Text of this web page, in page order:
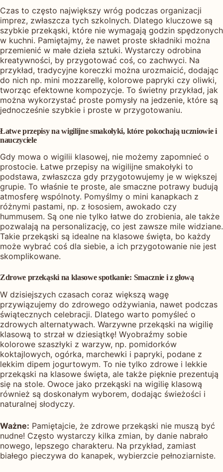
Czas to często największy wróg podczas organizacji
imprez, zwłaszcza tych szkolnych. Dlatego kluczowe są
szybkie przekąski, które nie wymagają godzin spędzonych
w kuchni. Pamiętajmy, że nawet proste składniki można
przemienić w małe dzieła sztuki. Wystarczy odrobina
kreatywności, by przygotować coś, co zachwyci. Na
przykład, tradycyjne koreczki można urozmaicić, dodając
do nich np. mini mozzarellę, kolorowe papryki czy oliwki,
tworząc efektowne kompozycje. To świetny przykład, jak
można wykorzystać proste pomysły na jedzenie, które są
jednocześnie szybkie i proste w przygotowaniu.
Łatwe przepisy na wigilijne smakołyki, które pokochają uczniowie i
nauczyciele
Gdy mowa o wigilii klasowej, nie możemy zapomnieć o
prostocie. Łatwe przepisy na wigilijne smakołyki to
podstawa, zwłaszcza gdy przygotowujemy je w większej
grupie. To właśnie te proste, ale smaczne potrawy budują
atmosferę wspólnoty. Pomyślmy o mini kanapkach z
różnymi pastami, np. z łososiem, awokado czy
hummusem. Są one nie tylko łatwe do zrobienia, ale także
pozwalają na personalizację, co jest zawsze mile widziane.
Takie przekąski są idealne na klasowe święta, bo każdy
może wybrać coś dla siebie, a ich przygotowanie nie jest
skomplikowane.
Zdrowe przekąski na klasowe spotkanie: Smacznie i z głową
W dzisiejszych czasach coraz większą wagę
przywiązujemy do zdrowego odżywiania, nawet podczas
świątecznych celebracji. Dlatego warto pomyśleć o
zdrowych alternatywach. Warzywne przekąski na wigilię
klasową to strzał w dziesiątkę! Wyobraźmy sobie
kolorowe szaszłyki z warzyw, np. pomidorków
koktajlowych, ogórka, marchewki i papryki, podane z
lekkim dipem jogurtowym. To nie tylko zdrowe i lekkie
przekąski na klasowe święta, ale także pięknie prezentują
się na stole. Owoce jako przekąski na wigilię klasową
również są doskonałym wyborem, dodając świeżości i
naturalnej słodyczy.
Ważne: Pamiętajcie, że zdrowe przekąski nie muszą być
nudne! Często wystarczy kilka zmian, by danie nabrało
nowego, lepszego charakteru. Na przykład, zamiast
białego pieczywa do kanapek, wybierzcie pełnoziarniste.